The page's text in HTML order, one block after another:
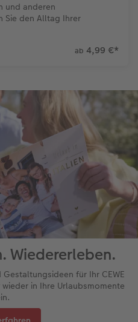
und anderen
Sie den Alltag Ihrer
ab 4,99 €*
Wiedererleben.
für Ihr CEWE
wieder in Ihre Urlaubsmomente